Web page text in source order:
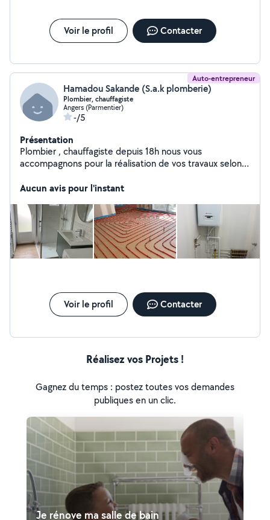
Voir le profil Contacter
Auto-entrepreneur
Hamadou Sakande (S.a.k plomberie)
Plombier, chauffagiste
Angers (Parmentier)
-/5
Présentation
Plombier , chauffagiste depuis 18h nous vous
accompagnons pour la réalisation de vos travaux selon
Aucun avis pour l'instant
Voir le profil Contacter
Réalisez vos Projets !
Gagnez du temps : postez toutes vos demandes
publiques en un clic.
Je rénove ma salle de bain